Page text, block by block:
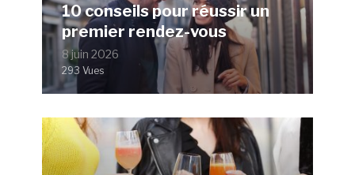
10 conseils pour réussir un
premier rendez-vous
8 juin 2026
293 Vues